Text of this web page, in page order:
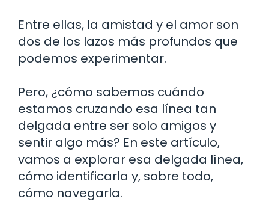
Entre ellas, la amistad y el amor son
dos de los lazos más profundos que
podemos experimentar.
Pero, ¿cómo sabemos cuándo
estamos cruzando esa línea tan
delgada entre ser solo amigos y
sentir algo más? En este artículo,
vamos a explorar esa delgada línea,
cómo identificarla y, sobre todo,
cómo navegarla.